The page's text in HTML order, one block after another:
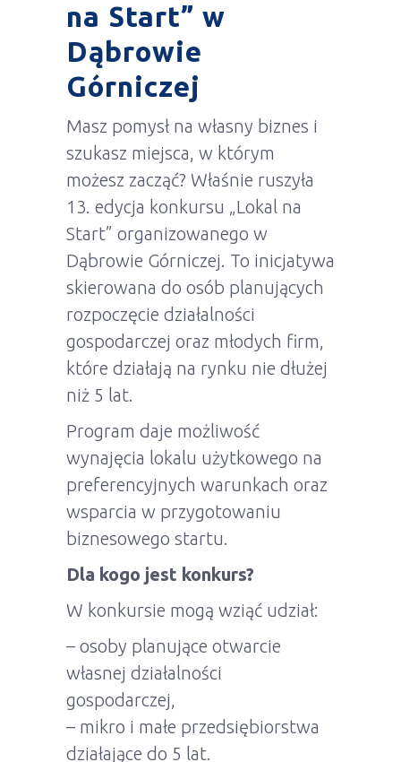
na Start” w
Dąbrowie
Górniczej
Masz pomysł na własny biznes i
szukasz miejsca, w którym
możesz zacząć? Właśnie ruszyła
13. edycja konkursu „Lokal na
Start” organizowanego w
Dąbrowie Górniczej. To inicjatywa
skierowana do osób planujących
rozpoczęcie działalności
gospodarczej oraz młodych firm,
które działają na rynku nie dłużej
niż 5 lat.
Program daje możliwość
wynajęcia lokalu użytkowego na
preferencyjnych warunkach oraz
wsparcia w przygotowaniu
biznesowego startu.
Dla kogo jest konkurs?
W konkursie mogą wziąć udział:
– osoby planujące otwarcie
własnej działalności
gospodarczej,
– mikro i małe przedsiębiorstwa
działające do 5 lat.